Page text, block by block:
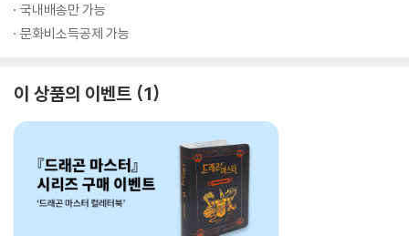
국내배송만 가능
문화비소득공제 가능
이 상품의 이벤트 1